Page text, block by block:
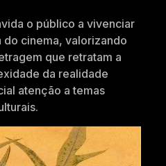
o público a vivenciar
cinema, valorizando
que retratam a
da realidade
atenção a temas